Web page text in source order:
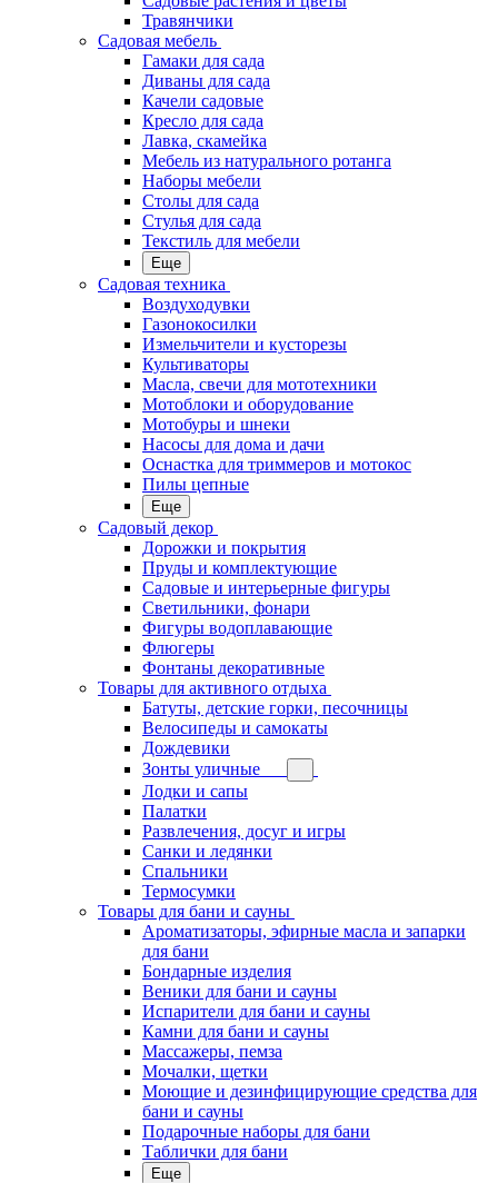
Травянчики
Садовая мебель
Гамаки для сада
Диваны для сада
Качели садовые
Кресло для сада
Лавка, скамейка
Мебель из натурального ротанга
Наборы мебели
Столы для сада
Стулья для сада
Текстиль для мебели
Еще
Садовая техника
Воздуходувки
Газонокосилки
Измельчители и кусторезы
Культиваторы
Масла, свечи для мототехники
Мотоблоки и оборудование
Мотобуры и шнеки
Насосы для дома и дачи
Оснастка для триммеров и мотокос
Пилы цепные
Еще
Садовый декор
Дорожки и покрытия
Пруды и комплектующие
Садовые и интерьерные фигуры
Светильники, фонари
Фигуры водоплавающие
Флюгеры
Фонтаны декоративные
Товары для активного отдыха
Батуты, детские горки, песочницы
Велосипеды и самокаты
Дождевики
Зонты уличные
Лодки и сапы
Палатки
Развлечения, досуг и игры
Санки и ледянки
Спальники
Термосумки
Товары для бани и сауны
Ароматизаторы, эфирные масла и запарки
для бани
Бондарные изделия
Веники для бани и сауны
Испарители для бани и сауны
Камни для бани и сауны
Массажеры, пемза
Мочалки, щетки
Моющие и дезинфицирующие средства для
бани и сауны
Подарочные наборы для бани
Таблички для бани
Еще